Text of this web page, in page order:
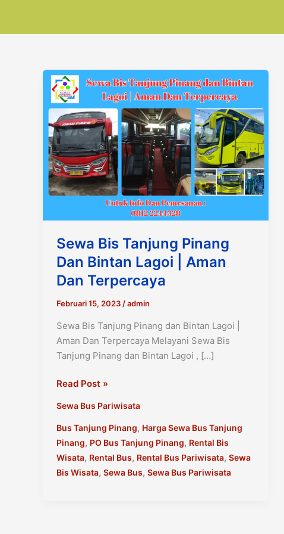
Sewa Bis Tanjung Pinang
Dan Bintan Lagoi | Aman
Dan Terpercaya
Februari 15, 2023 /admin
Sewa Bis Tanjung Pinang dan Bintan Lagoi |
Aman Dan Terpercaya Melayani Sewa Bis
Tanjung Pinang dan Bintan Lagoi , […]
Sewa
Tanjung
Pinang
dan
Bintan
Lagoi
Read Post »
Sewa Bus Pariwisata
Bus Tanjung Pinang, Harga Sewa Bus Tanjung
Pinang, PO Bus Tanjung Pinang, Rental Bis
Wisata, Rental Bus, Rental Bus Pariwisata, Sewa
Bis Wisata, Sewa Bus, Sewa Bus Pariwisata